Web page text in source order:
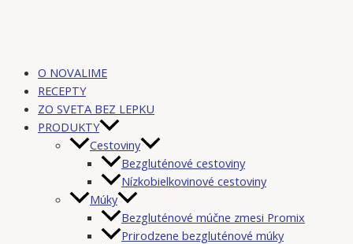
O NOVALIME
RECEPTY
ZO SVETA BEZ LEPKU
PRODUKTY
Cestoviny
Bezgluténové cestoviny
Nízkobielkovinové cestoviny
Múky
Bezgluténové múčne zmesi Promix
Prirodzene bezgluténové múky